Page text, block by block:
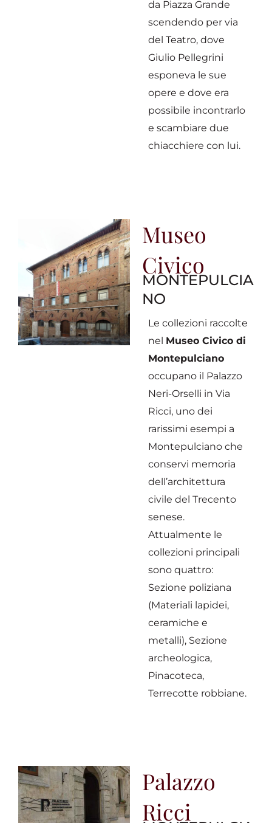
da Piazza Grande
scendendo per via
del Teatro, dove
Giulio Pellegrini
esponeva le sue
opere e dove era
possibile incontrarlo
e scambiare due
chiacchiere con lui.
Museo
Civico
MONTEPULCIA
NO
Le collezioni raccolte
nel Museo Civico di
Montepulciano
occupano il Palazzo
Neri-Orselli in Via
Ricci, uno dei
rarissimi esempi a
Montepulciano che
conservi memoria
dell’architettura
civile del Trecento
senese.
Attualmente le
collezioni principali
sono quattro:
Sezione poliziana
(Materiali lapidei,
ceramiche e
metalli), Sezione
archeologica,
Pinacoteca,
Terrecotte robbiane.
Palazzo
Ricci